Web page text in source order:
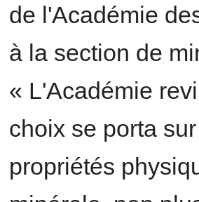
de l'Académie
à la section de
« L'Académie
choix se porta
propriétés